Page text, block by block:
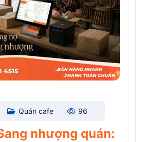
Quán cafe 96
nhượng quán: